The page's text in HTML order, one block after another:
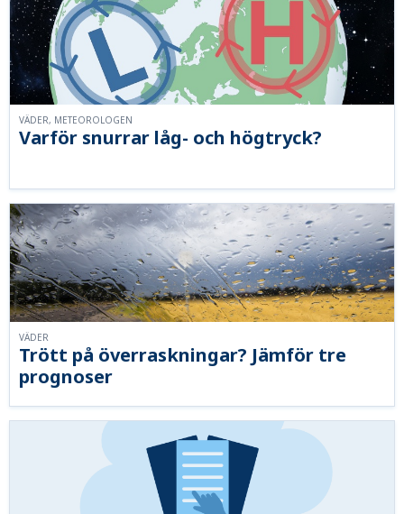
Varför snurrar låg- och högtryck?
VÄDER, METEOROLOGEN
Trött på överraskningar? Jämför tre
prognoser
VÄDER